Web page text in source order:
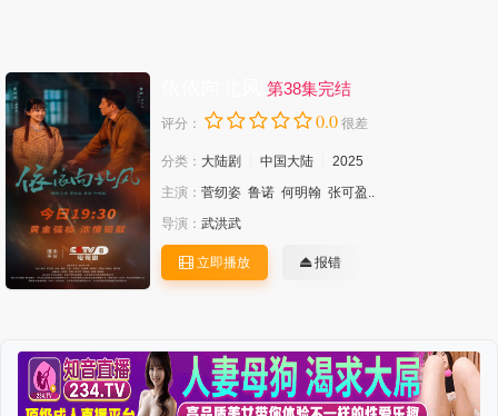
第38集完结
评分： 0.0 很差
分类： 大陆剧 中国大陆
2025
主演： 菅纫姿 鲁诺 何明翰 张可盈..
导演： 武洪武
立即播放 报错